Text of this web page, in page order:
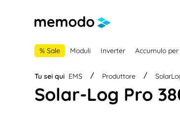
% Sale Moduli Inverter Accumulo
Tu sei qui EMS Produttore
Solar-Log Pro